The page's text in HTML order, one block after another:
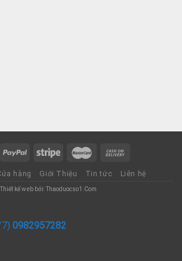
hàng Giới Thiệu Tin tức Liên hệ
Thiết kế web bởi: Thaoduocso1.Com
0982957282